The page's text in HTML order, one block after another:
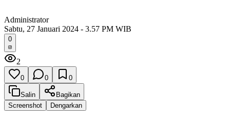
Administrator
Sabtu, 27 Januari 2024 - 3.57 PM WIB
0
2
0 0 0
Salin
Bagikan
Screenshot
Dengarkan